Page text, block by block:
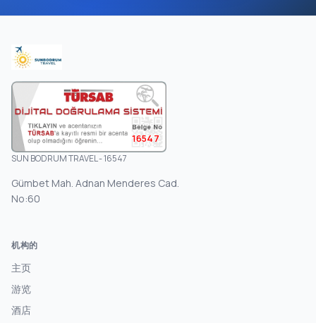
16547
SUN BODRUM TRAVEL - 16547
Gümbet Mah. Adnan Menderes Cad.
No:60
机构的
主页
游览
酒店